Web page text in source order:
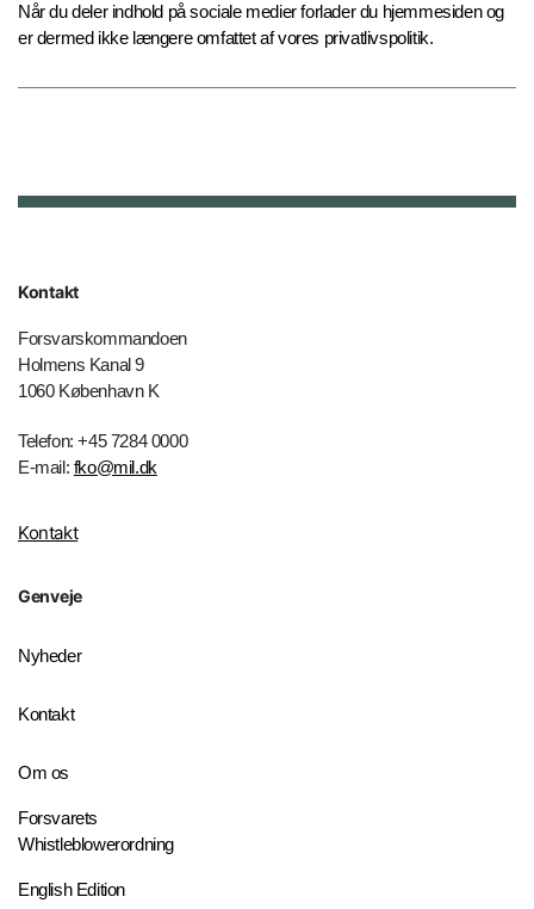
Når du deler indhold på sociale medier forlader du hjemmesiden og
er dermed ikke længere omfattet af vores privatlivspolitik.
Kontakt
Forsvarskommandoen
Holmens Kanal 9
1060 København K
Telefon: +45 7284 0000
E-mail: fko@mil.dk
Kontakt
Genveje
Nyheder
Kontakt
Om os
Forsvarets
Whistleblowerordning
English Edition